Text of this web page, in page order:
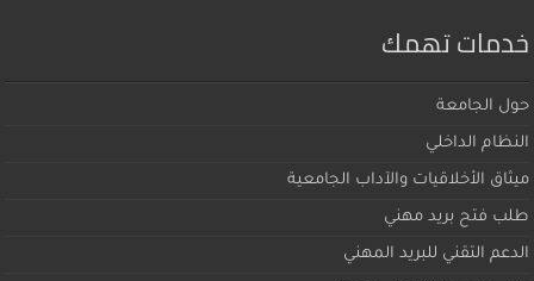
خدمات تهمك
حول الجامعة
النظام الداخلي
ميثاق اﻷخلاقيات والآداب الجامعية
طلب فتح بريد مهني
الدعم التقني للبريد المهني